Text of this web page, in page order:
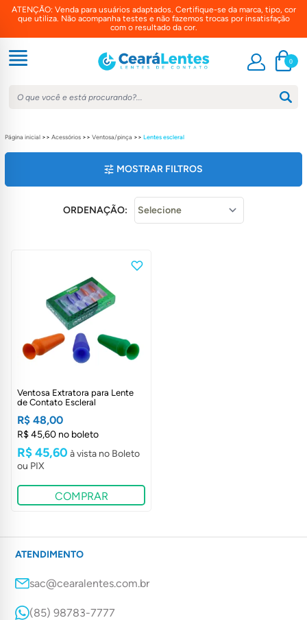
ATENÇÃO: Venda para usuários adaptados. Certifique-se da marca, tipo, cor
que utiliza. Não acompanha testes e não fazemos trocas por insatisfação
com o resultado da cor.
0
LIMPAR FILTROS
Página inicial >> Acessórios >> Ventosa/pinça >> Lentes escleral
MOSTRAR FILTROS
ORDENAÇÃO:
Ventosa Extratora para Lente
de Contato Escleral
R$ 48,00
R$ 45,60 no boleto
R$ 45,60
COMPRAR
ATENDIMENTO
sac@cearalentes.com.br
(85) 98783-7777